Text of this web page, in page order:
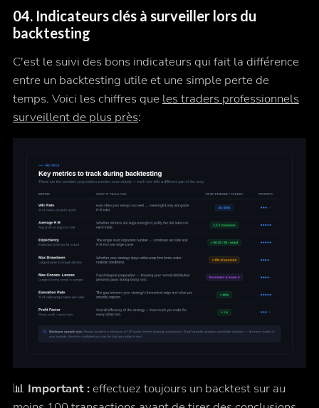
04. Indicateurs clés à surveiller lors du
backtesting
C'est le suivi des bons indicateurs qui fait la différence
entre un backtesting utile et une simple perte de
temps. Voici les chiffres que les traders professionnels
surveillent de plus près:
📊 Important :effectuez toujours un backtest sur au